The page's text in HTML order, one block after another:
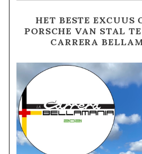
HET BESTE EXCUUS
PORSCHE VAN STAL
CARRERA